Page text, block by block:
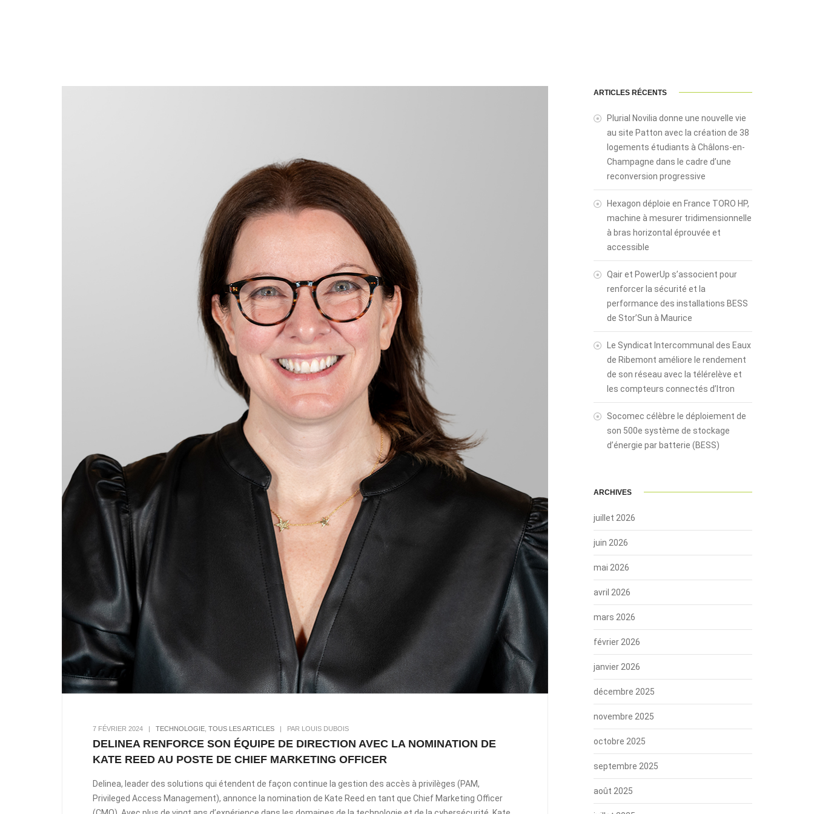
7 FÉVRIER 2024 | TECHNOLOGIE TOUS LES ARTICLES | PAR LOUIS DUBOIS
DELINEA RENFORCE SON ÉQUIPE DE DIRECTION AVEC LA NOMINATION DE
KATE REED AU POSTE DE CHIEF MARKETING OFFICER
Delinea, leader des solutions qui étendent de façon continue la gestion des accès à privilèges (PAM,
Privileged Access Management), annonce la nomination de Kate Reed en tant que Chief Marketing Officer
ARTICLES RÉCENTS
Plurial Novilia donne une nouvelle vie
au site Patton avec la création de 38
logements étudiants à Châlons-en-
Champagne dans le cadre d’une
reconversion progressive
Hexagon déploie en France TORO HP,
machine à mesurer tridimensionnelle
à bras horizontal éprouvée et
accessible
Qair et PowerUp s’associent pour
renforcer la sécurité et la
performance des installations BESS
de Stor’Sun à Maurice
Le Syndicat Intercommunal des Eaux
de Ribemont améliore le rendement
de son réseau avec la télérelève et
les compteurs connectés d’Itron
Socomec célèbre le déploiement de
son 500e système de stockage
d’énergie par batterie (BESS)
ARCHIVES
juillet 2026
juin 2026
mai 2026
avril 2026
mars 2026
février 2026
janvier 2026
décembre 2025
novembre 2025
octobre 2025
septembre 2025
août 2025